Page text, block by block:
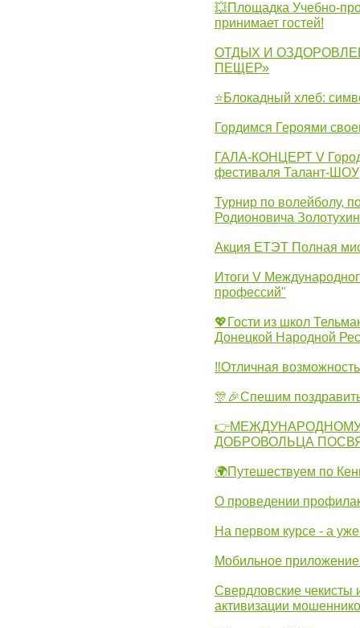
💥Площадка Учебно-
принимает гостей!
ОТДЫХ И
ПЕЩЕР»
⭐Блокадный хлеб:
Гордимся Героями
ГАЛА-КОНЦЕРТ V
фестиваля Талант-ШОУ
Турнир по волейболу,
Родионовича
Акция ЕТЭТ Полная
Итоги V
профессий"
💖Гости из школ
Донецкой Народной
‼Отличная
🎊🎉Спешим
ДОБРОВОЛЬЦА
🌍Путешествуем по
О проведении
На первом курсе - а
Мобильное
Свердловские
активизации